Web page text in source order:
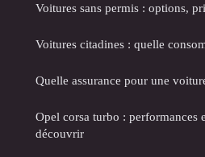
Voitures sans permis : options,
Voitures citadines : quelle
Quelle assurance pour une
Opel corsa turbo : performances
découvrir